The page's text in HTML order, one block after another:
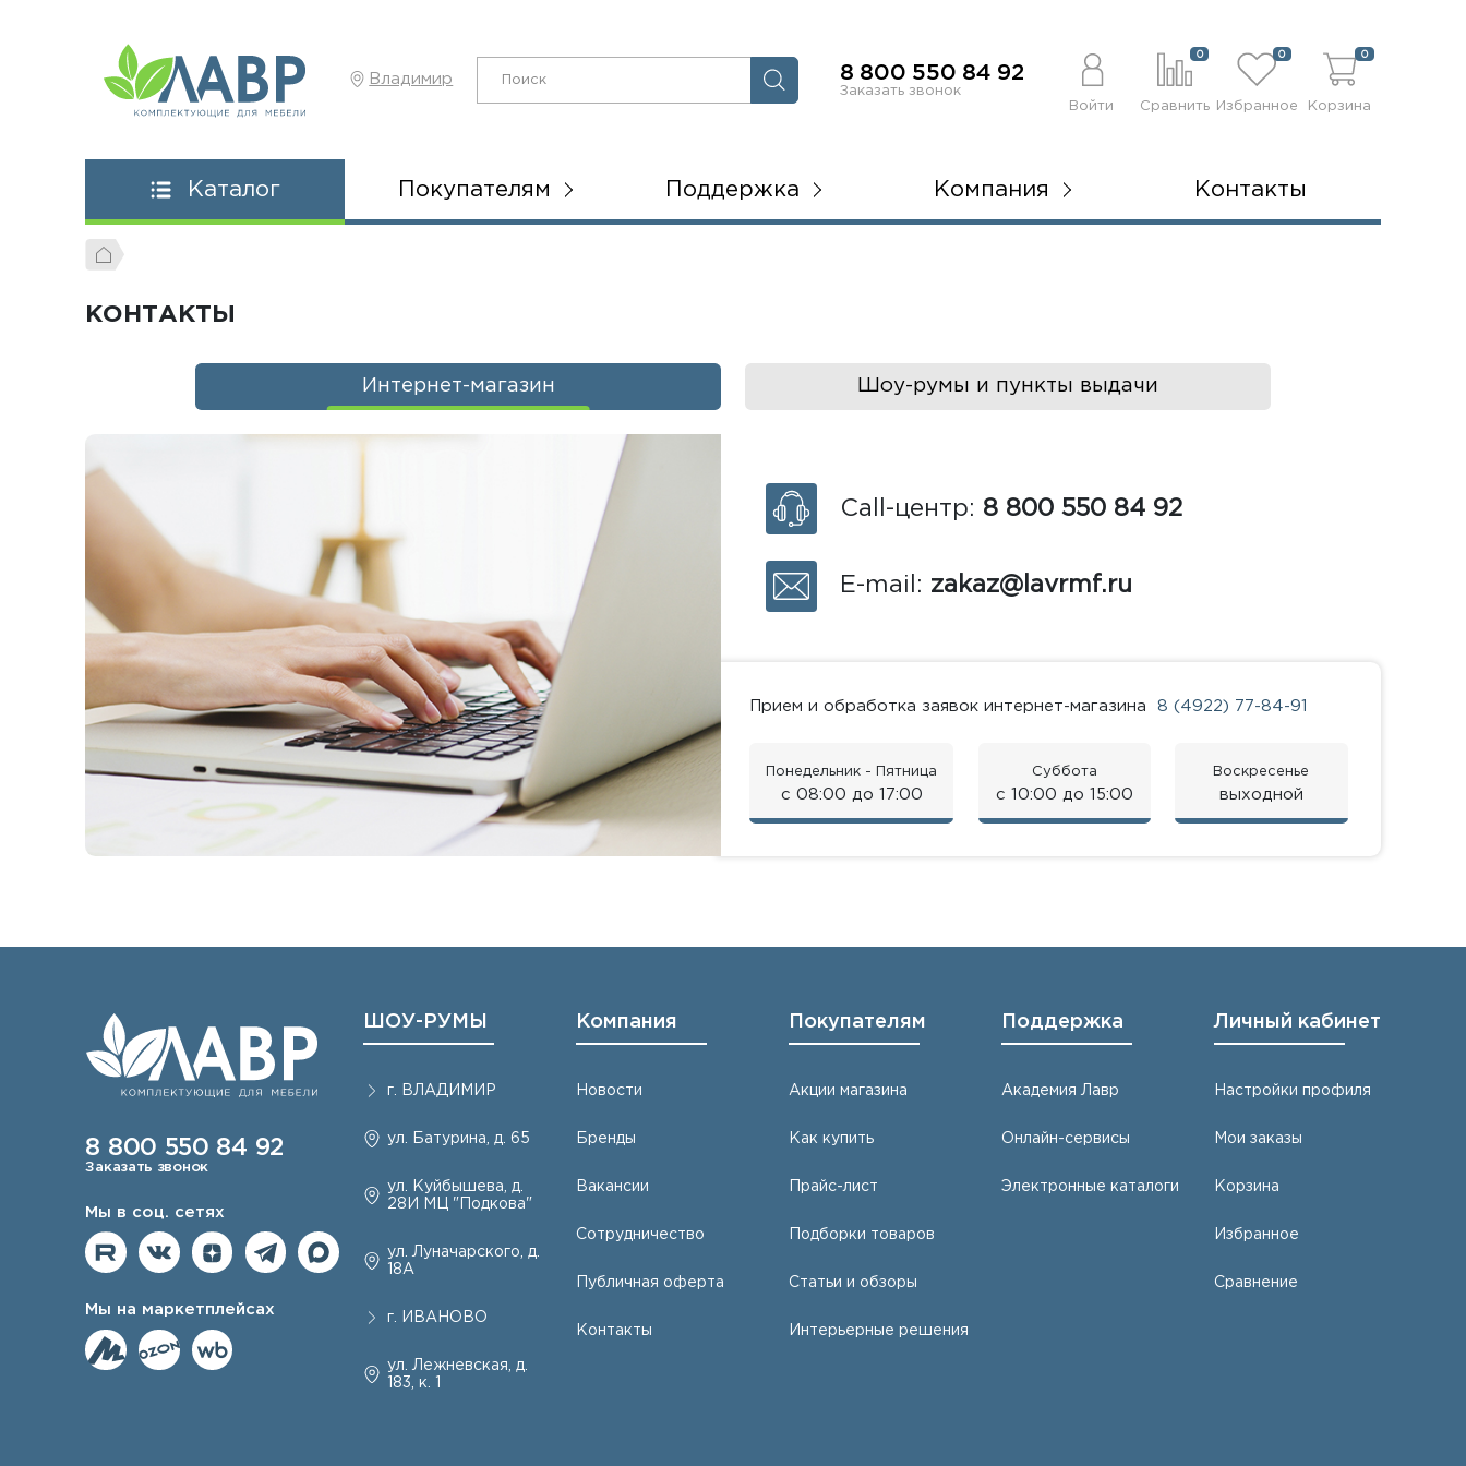
Владимир 8 800 550 84 92
Заказать звонок
Войти
0
Сравнить
0
Избранное
0
Корзина
Каталог Покупателям Поддержка Компания Контакты
КОНТАКТЫ
Интернет-магазин Шоу-румы и пункты выдачи
Call-центр: 8 800 550 84 92
E-mail: zakaz@lavrmf.ru
Прием и обработка заявок интернет-магазина 8 (4922) 77-84-91
Понедельник - Пятница
с 08:00 до 17:00
Суббота
с 10:00 до 15:00
Воскресенье
выходной
8 800 550 84 92
Заказать звонок
Мы в соц. сетях
Мы на маркетплейсах
ШОУ-РУМЫ
г. ВЛАДИМИР
ул. Батурина, д. 65
ул. Куйбышева, д.
28И МЦ "Подкова"
ул. Луначарского, д.
18А
г. ИВАНОВО
ул. Лежневская, д.
183, к. 1
Компания
Новости
Бренды
Вакансии
Сотрудничество
Публичная оферта
Контакты
Покупателям
Акции магазина
Как купить
Прайс-лист
Подборки товаров
Статьи и обзоры
Интерьерные решения
Поддержка
Академия Лавр
Онлайн-сервисы
Электронные каталоги
Личный кабинет
Настройки профиля
Мои заказы
Корзина
Избранное
Сравнение